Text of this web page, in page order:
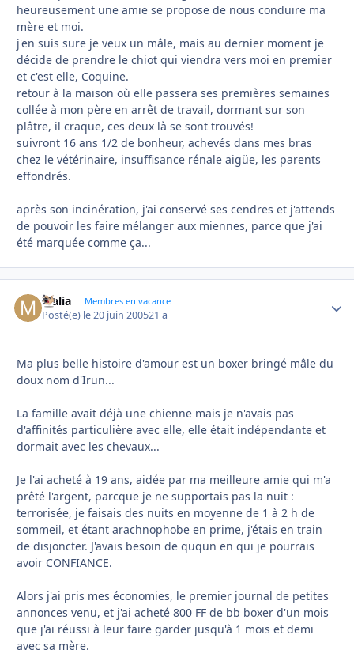
heureusement une amie se propose de nous conduire ma
mère et moi.
j'en suis sure je veux un mâle, mais au dernier moment je
décide de prendre le chiot qui viendra vers moi en premier
et c'est elle, Coquine.
retour à la maison où elle passera ses premières semaines
collée à mon père en arrêt de travail, dormant sur son
plâtre, il craque, ces deux là se sont trouvés!
suivront 16 ans 1/2 de bonheur, achevés dans mes bras
chez le vétérinaire, insuffisance rénale aigüe, les parents
effondrés.
après son incinération, j'ai conservé ses cendres et j'attends
de pouvoir les faire mélanger aux miennes, parce que j'ai
été marquée comme ça...
Malia Membres en vacance
Posté(e) le 20 juin 200521 a
Ma plus belle histoire d'amour est un boxer bringé mâle du
doux nom d'Irun...
La famille avait déjà une chienne mais je n'avais pas
d'affinités particulière avec elle, elle était indépendante et
dormait avec les chevaux...
Je l'ai acheté à 19 ans, aidée par ma meilleure amie qui m'a
prêté l'argent, parcque je ne supportais pas la nuit :
terrorisée, je faisais des nuits en moyenne de 1 à 2 h de
sommeil, et étant arachnophobe en prime, j'étais en train
de disjoncter. J'avais besoin de ququn en qui je pourrais
avoir CONFIANCE.
Alors j'ai pris mes économies, le premier journal de petites
annonces venu, et j'ai acheté 800 FF de bb boxer d'un mois
que j'ai réussi à leur faire garder jusqu'à 1 mois et demi
avec sa mère.